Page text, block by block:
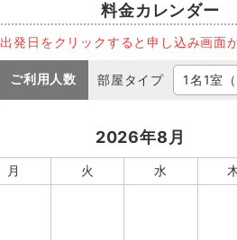
料金カレンダー
出発日をクリックすると申し込み画面
ご利用人数 部屋タイプ
2026年8月
月 火 水